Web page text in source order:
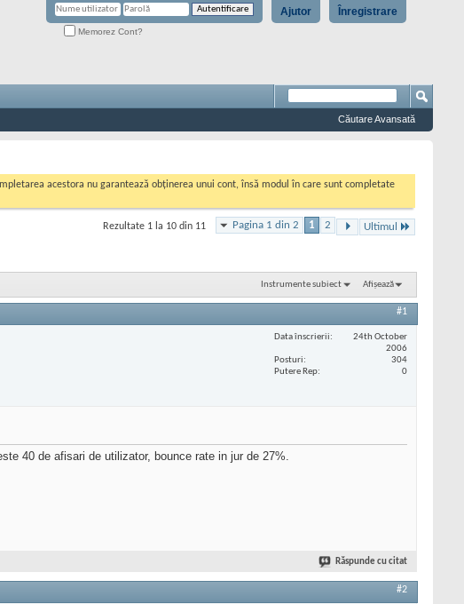
Înregistrare
Ajutor
Memorez Cont?
Căutare Avansată
acestora nu garantează obținerea unui cont, însă modul în care sunt completate
Pagina 1 din 2 1 2 Ultimul
Rezultate 1 la 10 din 11
Instrumente subiect Afișează
#1
Data înscrierii
24th October
2006
Posturi
304
Putere Rep
0
40 de afisari de utilizator, bounce rate in jur de 27%.
Răspunde cu citat
#2